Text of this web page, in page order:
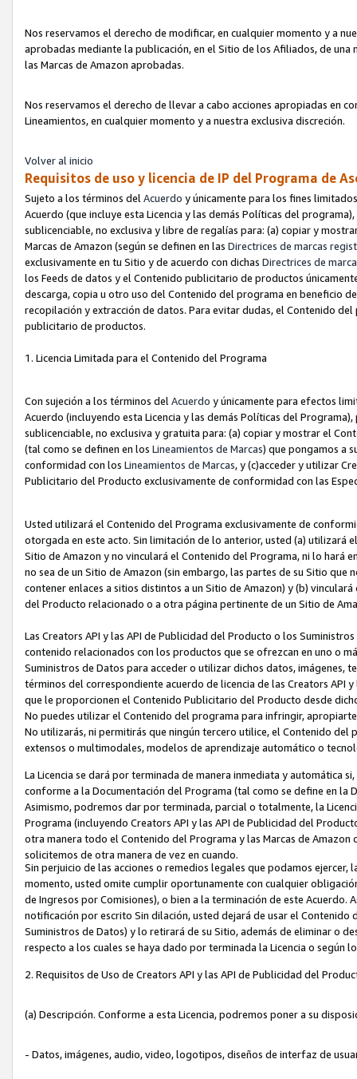
Nos reservamos el derecho de modificar, en cualquier momento y a
aprobadas mediante la publicación, en el Sitio de los Afiliados, de
las Marcas de Amazon aprobadas.
Nos reservamos el derecho de llevar a cabo acciones apropiadas en
Lineamientos, en cualquier momento y a nuestra exclusiva discreción.
Volver al inicio
Requisitos de uso y licencia de IP del Programa de
Sujeto a los términos del Acuerdo y únicamente para los fines
Acuerdo (que incluye esta Licencia y las demás Políticas del
sublicenciable, no exclusiva y libre de regalías para: (a) copiar y
Marcas de Amazon (según se definen en las Directrices de marcas
exclusivamente en tu Sitio y de acuerdo con dichas Directrices de
los Feeds de datos y el Contenido publicitario de productos
descarga, copia u otro uso del Contenido del programa en beneficio
recopilación y extracción de datos. Para evitar dudas, el Contenido
publicitario de productos.
1. Licencia Limitada para el Contenido del Programa
Con sujeción a los términos del Acuerdo y únicamente para efectos
Acuerdo (incluyendo esta Licencia y las demás Políticas del
sublicenciable, no exclusiva y gratuita para: (a) copiar y mostrar el
(tal como se definen en los Lineamientos de Marcas) que pongamos a
conformidad con los Lineamientos de Marcas, y (c)acceder y utilizar
Publicitario del Producto exclusivamente de conformidad con las
Usted utilizará el Contenido del Programa exclusivamente de
otorgada en este acto. Sin limitación de lo anterior, usted (a) utilizará
Sitio de Amazon y no vinculará el Contenido del Programa, ni lo hará
no sea de un Sitio de Amazon (sin embargo, las partes de su Sitio
contener enlaces a sitios distintos a un Sitio de Amazon) y (b)
del Producto relacionado o a otra página pertinente de un Sitio de
Las Creators API y las API de Publicidad del Producto o los
contenido relacionados con los productos que se ofrezcan en uno o
Suministros de Datos para acceder o utilizar dichos datos,
términos del correspondiente acuerdo de licencia de las Creators API
que le proporcionen el Contenido Publicitario del Producto desde
No puedes utilizar el Contenido del programa para infringir,
No utilizarás, ni permitirás que ningún tercero utilice, el Contenido
extensos o multimodales, modelos de aprendizaje automático o
La Licencia se dará por terminada de manera inmediata y automática
conforme a la Documentación del Programa (tal como se define en la
Asimismo, podremos dar por terminada, parcial o totalmente, la
Programa (incluyendo Creators API y las API de Publicidad del
otra manera todo el Contenido del Programa y las Marcas de
solicitemos de otra manera de vez en cuando.
Sin perjuicio de las acciones o remedios legales que podamos
momento, usted omite cumplir oportunamente con cualquier
de Ingresos por Comisiones), o bien a la terminación de este
notificación por escrito Sin dilación, usted dejará de usar el
Suministros de Datos) y lo retirará de su Sitio, además de eliminar o
respecto a los cuales se haya dado por terminada la Licencia o según
2. Requisitos de Uso de Creators API y las API de Publicidad del
(a) Descripción. Conforme a esta Licencia, podremos poner a su
- Datos, imágenes, audio, video, logotipos, diseños de interfaz de